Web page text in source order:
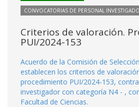
CONVOCATORIAS DE PERSONAL
Criterios de valoración.
PUI/2024-153
Acuerdo de la Comisión de
establecen los criterios de
procedimiento PUI/2024-153,
investigador con categoría N4 - ,
Facultad de Ciencias.